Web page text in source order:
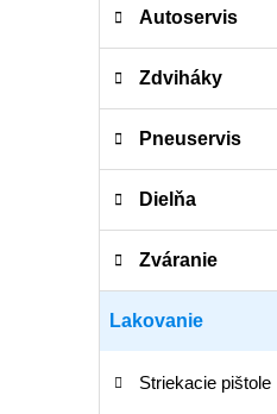
Autoservis
Zdviháky
Pneuservis
Dielňa
Zváranie
Lakovanie
Striekacie pištole